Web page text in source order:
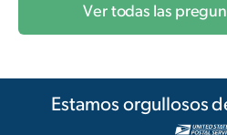
Ver todas las
Estamos orgullosos